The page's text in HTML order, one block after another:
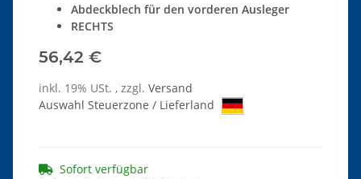
Abdeckblech für den vorderen Ausleger
RECHTS
56,42 €
inkl. 19% USt. , zzgl. Versand
Auswahl Steuerzone / Lieferland
Sofort verfügbar